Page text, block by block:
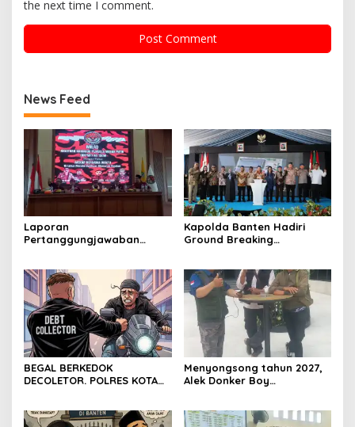
the next time I comment.
News Feed
Laporan
Pertanggungjawaban
Resmi Ditutup
Kapolda Banten Hadiri
Ground Breaking
Provinsi Banten
BEGAL BERKEDOK
DECOLETOR. POLRES KOTA
Menyongsong tahun 2027,
Alek Donker Boy
seluruh jajaran untuk terus